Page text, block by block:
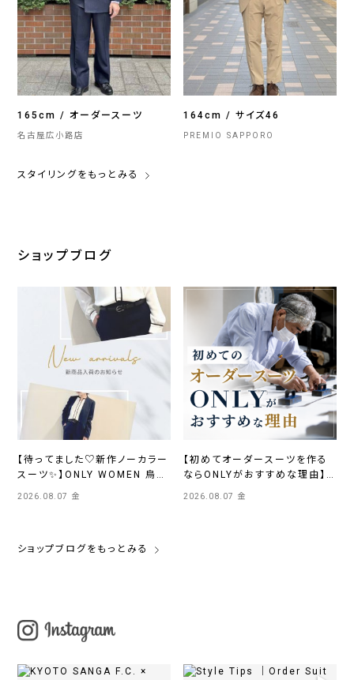
165cm / オーダースーツ
名古屋広小路店
164cm / サイズ46
PREMIO SAPPORO
スタイリングをもっとみる
ショップブログ
【待ってました♡新作ノーカラー
スーツ✨】ONLY WOMEN 烏丸
2026.08.07 金
【初めてオーダースーツを作る
ならONLYがおすすめな理由】
ONLYイオンモール浜松市野店
2026.08.07 金
ショップブログをもっとみる